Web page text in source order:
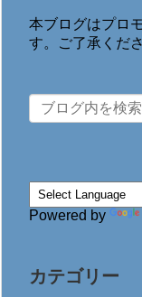
本ブログはプロ
す。ご了承くだ
Powered by
カテゴリー